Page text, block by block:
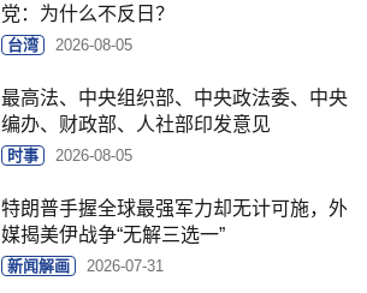
党：为什么不反日？
台湾 2026-08-05
最高法、中央组织部、中央政法委、中央
编办、财政部、人社部印发意见
时事 2026-08-05
特朗普手握全球最强军力却无计可施，外
媒揭美伊战争“无解三选一”
新闻解画 2026-07-31